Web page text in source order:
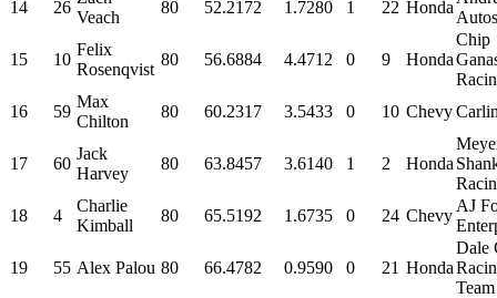
14 26
Veach
80 52.2172 1.7280 1 22 Honda
15 10
Felix
Rosenqvist
80 56.6884 4.4712 0 9 Honda
Chip
16
59
Max
Chilton
80 60.2317 3.5433 0 10 Chevy
17 60
Jack
Harvey
80 63.8457 3.6140 1 2 Honda
18
4
Charlie
Kimball
80 65.5192 1.6735 0 24 Chevy
AJ
19 55 Alex Palou 80 66.4782 0.9590 0 21 Honda
Dale